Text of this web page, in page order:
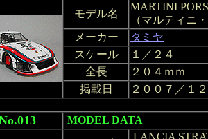
モデル名
MARTINI
（マルティニ
メーカー
タミヤ
スケール
１／２４
全長
２０４ｍｍ
掲載日
２００７／１
MODEL DATA